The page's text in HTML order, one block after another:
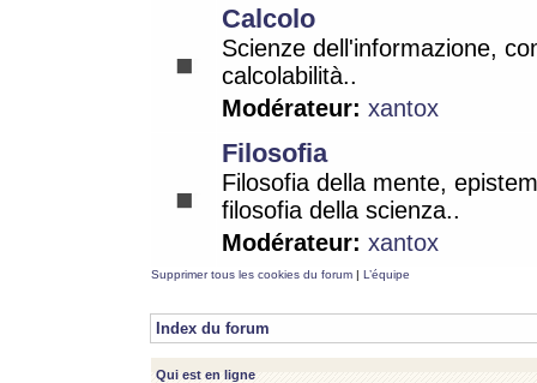
Calcolo
Scienze dell'informazione,
calcolabilità..
Modérateur: xantox
Filosofia
Filosofia della mente,
filosofia della scienza..
Modérateur: xantox
Supprimer tous les cookies du forum | L’équipe
Index du forum
Qui est en ligne